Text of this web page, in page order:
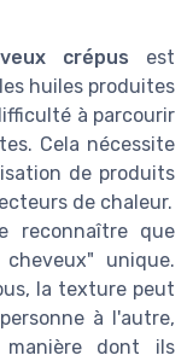
crépus est
huiles produites
à parcourir
Cela nécessite
de produits
de chaleur.
reconnaître que
unique.
la texture peut
à l'autre,
dont ils